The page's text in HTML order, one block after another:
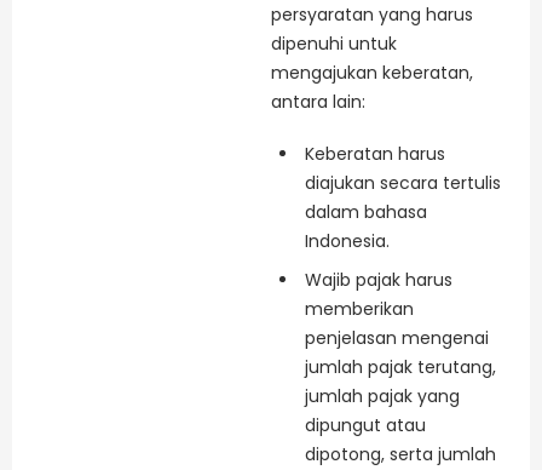
persyaratan yang harus
dipenuhi untuk
mengajukan keberatan,
antara lain:
Keberatan harus
diajukan secara tertulis
dalam bahasa
Indonesia.
Wajib pajak harus
memberikan
penjelasan mengenai
jumlah pajak terutang,
jumlah pajak yang
dipungut atau
dipotong, serta jumlah